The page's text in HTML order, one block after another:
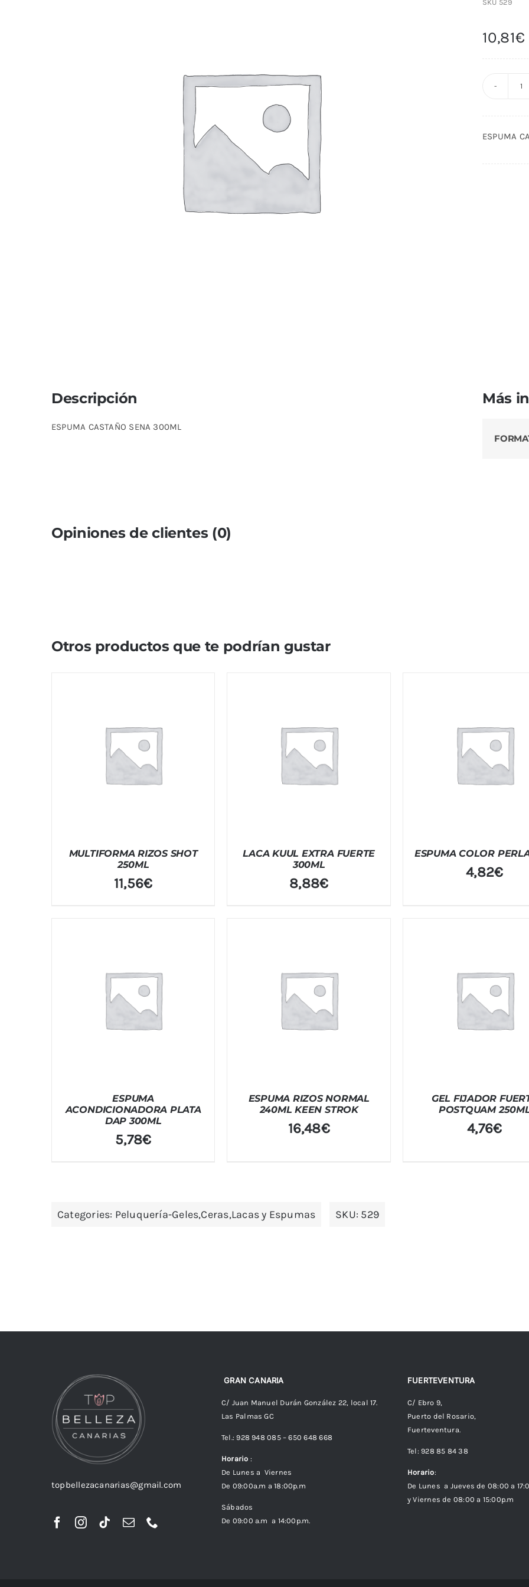
SKU 529
10,81€
ESPUMA
Descripción
ESPUMA CASTAÑO SENA 300ML
Más
Opiniones de clientes (0)
Otros productos que te podrían gustar
MULTIFORMA RIZOS SHOT
250ML
11,56€
LACA KUUL EXTRA FUERTE
300ML
8,88€
ESPUMA COLOR
4,82€
ESPUMA
ACONDICIONADORA PLATA
DAP 300ML
5,78€
ESPUMA RIZOS NORMAL
240ML KEEN STROK
16,48€
GEL FIJADOR
POSTQUAM
4,76€
Categories: Peluquería-Geles,Ceras,Lacas y Espumas SKU: 529
topbellezacanarias@gmail.com
GRAN CANARIA
C/ Juan Manuel Durán González 22, local 17.
Las Palmas GC
Tel.: 928 948 085 – 650 648 668
Horario :
De Lunes a Viernes
De 09:00a.m a 18:00p.m
Sábados
De 09:00 a.m a 14:00p.m.
FUERTEVENTURA
C/ Ebro 9,
Puerto del Rosario,
Fuerteventura.
Tel: 928 85 84 38
Horario:
De Lunes a Jueves de 08:00 a
y Viernes de 08:00 a 15:00p.m